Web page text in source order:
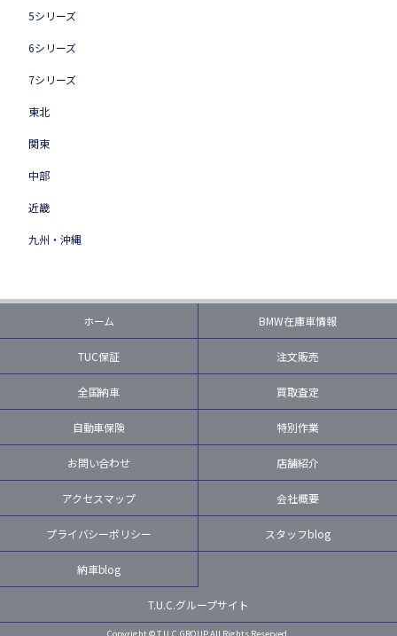
5シリーズ
6シリーズ
7シリーズ
東北
関東
中部
近畿
九州・沖縄
ホーム BMW在庫車情報
TUC保証 注文販売
全国納車 買取査定
自動車保険 特別作業
お問い合わせ 店舗紹介
アクセスマップ 会社概要
プライバシーポリシー スタッフblog
納車blog
T.U.C.グループサイト
Copyright © T.U.C.GROUP All Rights Reserved.